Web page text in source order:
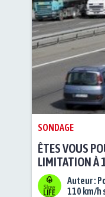
SONDAGE
ÊTES VOUS
LIMITATION À
AUTOROUTES?
Auteur :
110 km/h